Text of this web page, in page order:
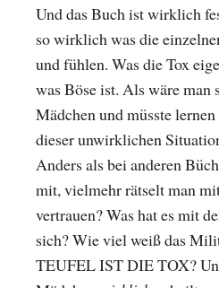
Und das Buch ist wirklich
so wirklich was die
und fühlen. Was die Tox
was Böse ist. Als wäre man
Mädchen und müsste
dieser unwirklichen
Anders als bei anderen
mit, vielmehr rätselt man
vertrauen? Was hat es mit
sich? Wie viel weiß das
TEUFEL IST DIE TOX?